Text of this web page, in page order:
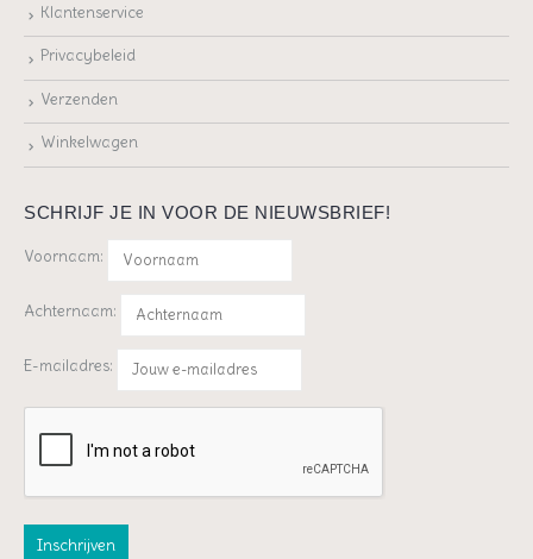
Klantenservice
Privacybeleid
Verzenden
Winkelwagen
SCHRIJF JE IN VOOR DE NIEUWSBRIEF!
Voornaam:
Achternaam:
E-mailadres: